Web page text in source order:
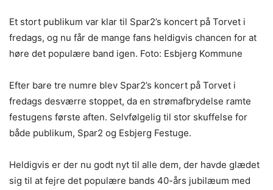
Et stort publikum var klar til Spar2’s koncert på Torvet i
fredags, og nu får de mange fans heldigvis chancen for at
høre det populære band igen. Foto: Esbjerg Kommune
Efter bare tre numre blev Spar2’s koncert på Torvet i
fredags desværre stoppet, da en strømafbrydelse ramte
festugens første aften. Selvfølgelig til stor skuffelse for
både publikum, Spar2 og Esbjerg Festuge.
Heldigvis er der nu godt nyt til alle dem, der havde glædet
sig til at fejre det populære bands 40-års jubilæum med